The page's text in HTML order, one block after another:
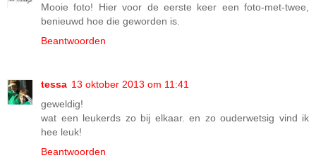
Mooie foto! Hier voor de eerste keer een foto-met-twee,
benieuwd hoe die geworden is.
Beantwoorden
tessa 13 oktober 2013 om 11:41
geweldig!
wat een leukerds zo bij elkaar. en zo ouderwetsig vind ik
hee leuk!
Beantwoorden